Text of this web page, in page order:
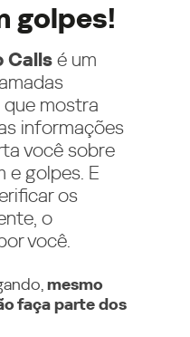
golpes!
Calls é um
que mostra
informações
você sobre
e golpes. E
os
o
você.
mesmo
faça parte dos